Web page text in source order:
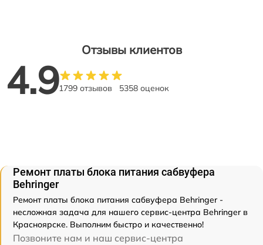
Отзывы клиентов
4.91799 отзывов 5358 оценок
Ремонт платы блока питания сабвуфера
Behringer
Ремонт платы блока питания сабвуфера Behringer -
несложная задача для нашего сервис-центра Behringer в
Красноярске. Выполним быстро и качественно!
Позвоните нам и наш сервис-центра